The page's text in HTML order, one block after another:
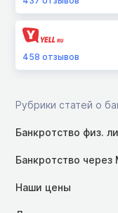
458 отзывов
Рубрики статей о
Банкротство физ.
Банкротство
Наши цены